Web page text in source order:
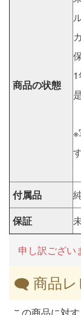
商品の状態
※
付属品
保証
申し訳ござい
商品
この商品に対